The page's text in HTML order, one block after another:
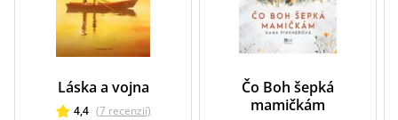
Láska a vojna
4,4 (7 recenzií)
Čo Boh šepká
mamičkám